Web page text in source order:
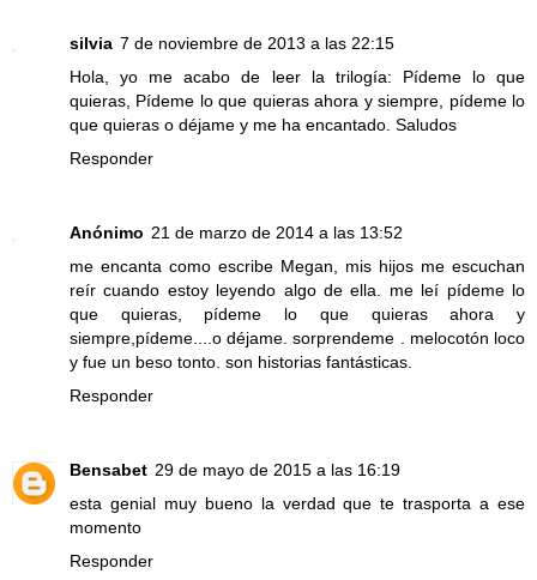
silvia 7 de noviembre de 2013 a las 22:15
Hola, yo me acabo de leer la trilogía: Pídeme lo que
quieras, Pídeme lo que quieras ahora y siempre, pídeme lo
que quieras o déjame y me ha encantado. Saludos
Responder
Anónimo 21 de marzo de 2014 a las 13:52
me encanta como escribe Megan, mis hijos me escuchan
reír cuando estoy leyendo algo de ella. me leí pídeme lo
que quieras, pídeme lo que quieras ahora y
siempre,pídeme....o déjame. sorprendeme . melocotón loco
y fue un beso tonto. son historias fantásticas.
Responder
Bensabet 29 de mayo de 2015 a las 16:19
esta genial muy bueno la verdad que te trasporta a ese
momento
Responder